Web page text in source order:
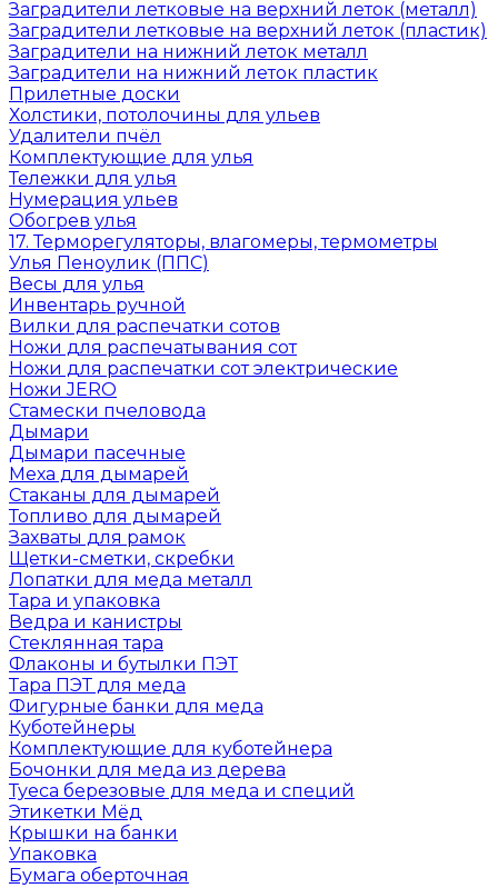
Заградители летковые на верхний леток (металл)
Заградители летковые на верхний леток (пластик)
Заградители на нижний леток металл
Заградители на нижний леток пластик
Прилетные доски
Холстики, потолочины для ульев
Удалители пчёл
Комплектующие для улья
Тележки для улья
Нумерация ульев
Обогрев улья
17. Терморегуляторы, влагомеры, термометры
Улья Пеноулик (ППС)
Весы для улья
Инвентарь ручной
Вилки для распечатки сотов
Ножи для распечатывания сот
Ножи для распечатки сот электрические
Ножи JERO
Стамески пчеловода
Дымари
Дымари пасечные
Меха для дымарей
Стаканы для дымарей
Топливо для дымарей
Захваты для рамок
Щетки-сметки, скребки
Лопатки для меда металл
Тара и упаковка
Ведра и канистры
Стеклянная тара
Флаконы и бутылки ПЭТ
Тара ПЭТ для меда
Фигурные банки для меда
Куботейнеры
Комплектующие для куботейнера
Бочонки для меда из дерева
Туеса березовые для меда и специй
Этикетки Мёд
Крышки на банки
Упаковка
Бумага оберточная